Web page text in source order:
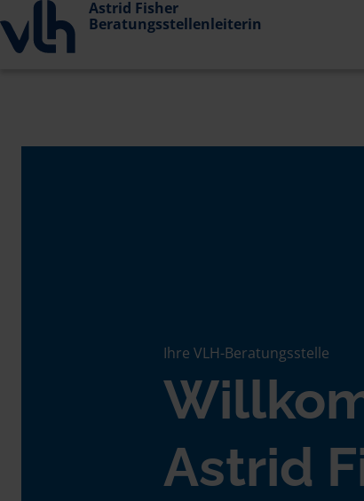
Astrid Fisher
Beratungsstellenleiterin
Ihre VLH-Beratungsstelle
Astrid